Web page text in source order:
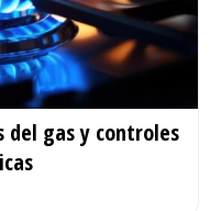
del gas y controles